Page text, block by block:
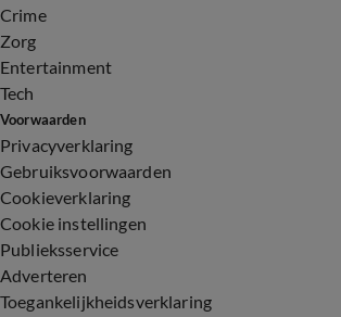
Crime
Zorg
Entertainment
Tech
Voorwaarden
Privacyverklaring
Gebruiksvoorwaarden
Cookieverklaring
Cookie instellingen
Publieksservice
Adverteren
Toegankelijkheidsverklaring